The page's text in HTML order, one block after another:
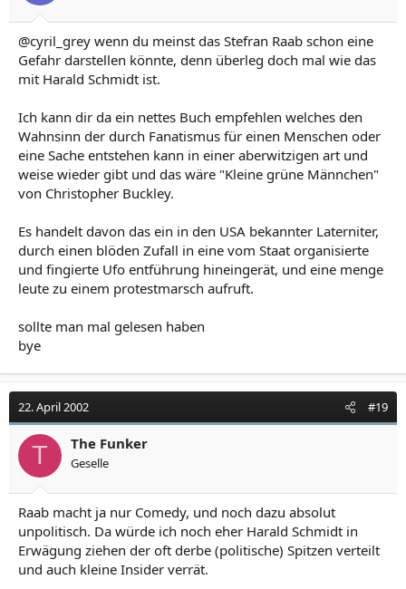
@cyril_grey wenn du meinst das Stefran Raab schon eine
Gefahr darstellen könnte, denn überleg doch mal wie das
mit Harald Schmidt ist.
Ich kann dir da ein nettes Buch empfehlen welches den
Wahnsinn der durch Fanatismus für einen Menschen oder
eine Sache entstehen kann in einer aberwitzigen art und
weise wieder gibt und das wäre "Kleine grüne Männchen"
von Christopher Buckley.
Es handelt davon das ein in den USA bekannter Laterniter,
durch einen blöden Zufall in eine vom Staat organisierte
und fingierte Ufo entführung hineingerät, und eine menge
leute zu einem protestmarsch aufruft.
sollte man mal gelesen haben
bye
22. April 2002 #19
T The Funker
Geselle
Raab macht ja nur Comedy, und noch dazu absolut
unpolitisch. Da würde ich noch eher Harald Schmidt in
Erwägung ziehen der oft derbe (politische) Spitzen verteilt
und auch kleine Insider verrät.